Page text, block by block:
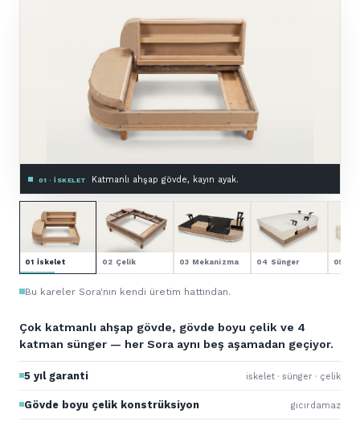
Çok katmanlı ahşap gövde, gövde boyu çelik ve 4
katman sünger — her Sora aynı beş aşamadan geçiyor.
5 yıl garanti iskelet · sünger · çelik
Gövde boyu çelik konstrüksiyon gıcırdamaz
03 · MEKANIZMA & ASTAR Zemine montajlı, astarlı.
01 İskelet 02 Çelik 03 Mekanizma 04 Sünger 05 Kol
Bu kareler Sora'nın kendi üretim hattından.